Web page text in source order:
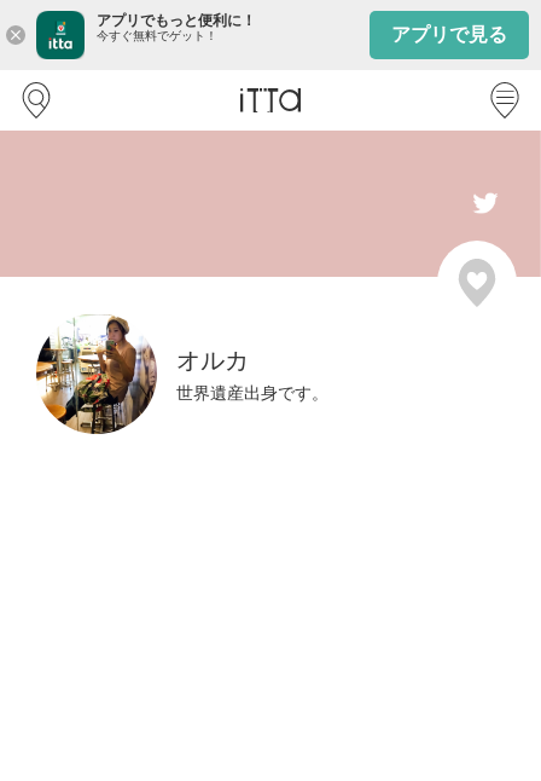
close
アプリでもっと便利に！
今すぐ無料でゲット！ アプリで見る
オルカ
世界遺産出身です。